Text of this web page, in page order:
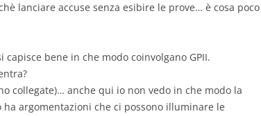
lanciare accuse senza esibire le prove… è cosa poco
bene in che modo coinvolgano GPII.
collegate)… anche qui io non vedo in che modo la
ha argomentazioni che ci possono illuminare le